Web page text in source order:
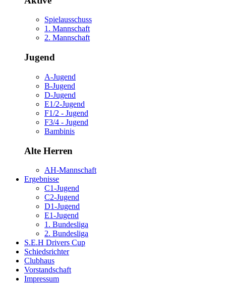
Spielausschuss
1. Mannschaft
2. Mannschaft
Jugend
A-Jugend
B-Jugend
D-Jugend
E1/2-Jugend
F1/2 - Jugend
F3/4 - Jugend
Bambinis
Alte Herren
AH-Mannschaft
Ergebnisse
C1-Jugend
C2-Jugend
D1-Jugend
E1-Jugend
1. Bundesliga
2. Bundesliga
S.E.H Drivers Cup
Schiedsrichter
Clubhaus
Vorstandschaft
Impressum